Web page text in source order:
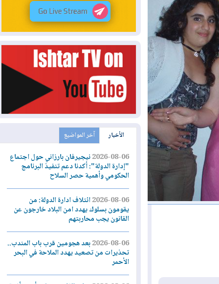
الأخبار آخر المواضيع
2026-08-06نيجيرفان بارزاني حول اجتماع
"إدارة الدولة": أكدنا دعم تنفيذ البرنامج
الحكومي وأهمية حصر السلاح
2026-08-06ائتلاف ادارة الدولة: من
يقومون بسلوك يهدد امن البلاد خارجون عن
القانون يجب محاربتهم
2026-08-06بعد هجومين قرب باب المندب..
تحذيرات من تصعيد يهدد الملاحة في البحر
الأحمر